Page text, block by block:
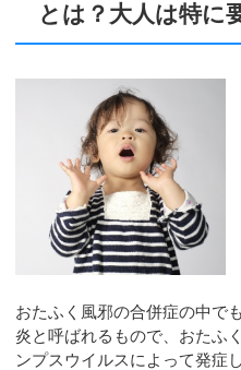
とは？大人は特に
おたふく風邪の合併症の中で
炎と呼ばれるもので、おたふ
ンプスウイルスによって発症